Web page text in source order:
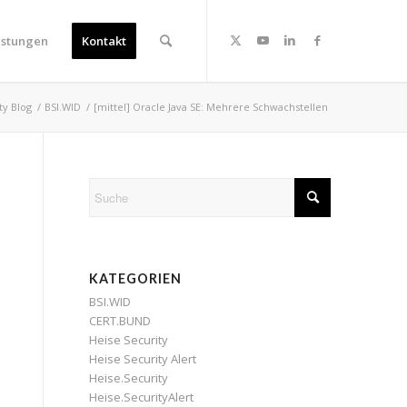
Kontakt
Blog / BSI.WID / [mittel] Oracle Java SE: Mehrere Schwachstellen
KATEGORIEN
BSI.WID
CERT.BUND
Heise Security
Heise Security Alert
Heise.Security
Heise.SecurityAlert